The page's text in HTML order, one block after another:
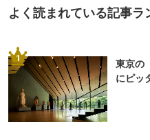
よく読まれている記事ラ
1
東京の
にピッ